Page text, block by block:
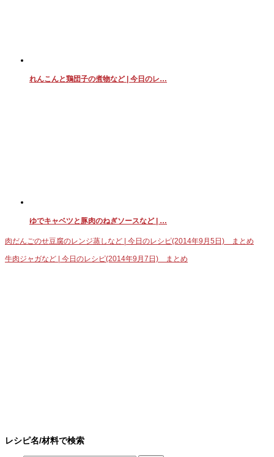
れんこんと鶏団子の煮物など | 今日のレ…
ゆでキャベツと豚肉のねぎソースなど | …
肉だんごのせ豆腐のレンジ蒸しなど | 今日のレシピ(2014年9月5日) まとめ
牛肉ジャガなど | 今日のレシピ(2014年9月7日) まとめ
レシピ名/材料で検索